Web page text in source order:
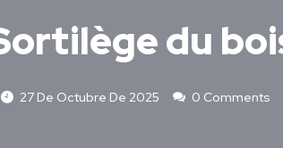
du
27 De Octubre De 2025 0 Comments